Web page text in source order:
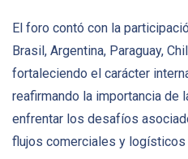
El foro contó con la
Brasil, Argentina, Paraguay,
fortaleciendo el carácter
reafirmando la importancia de
enfrentar los desafíos
flujos comerciales y logísticos